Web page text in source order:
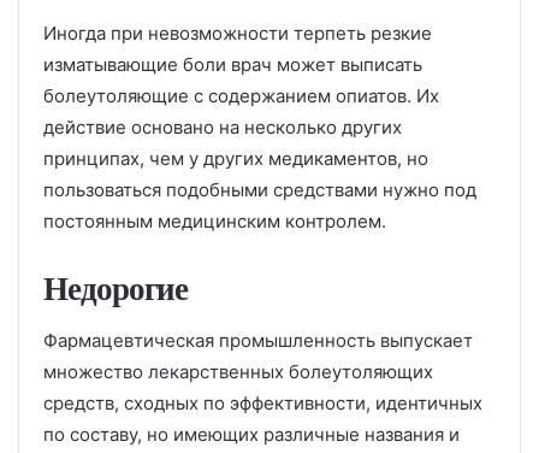
Иногда при невозможности терпеть резкие
изматывающие боли врач может выписать
болеутоляющие с содержанием опиатов. Их
действие основано на несколько других
принципах, чем у других медикаментов, но
пользоваться подобными средствами нужно под
постоянным медицинским контролем.
Недорогие
Фармацевтическая промышленность выпускает
множество лекарственных болеутоляющих
средств, сходных по эффективности, идентичных
по составу, но имеющих различные названия и